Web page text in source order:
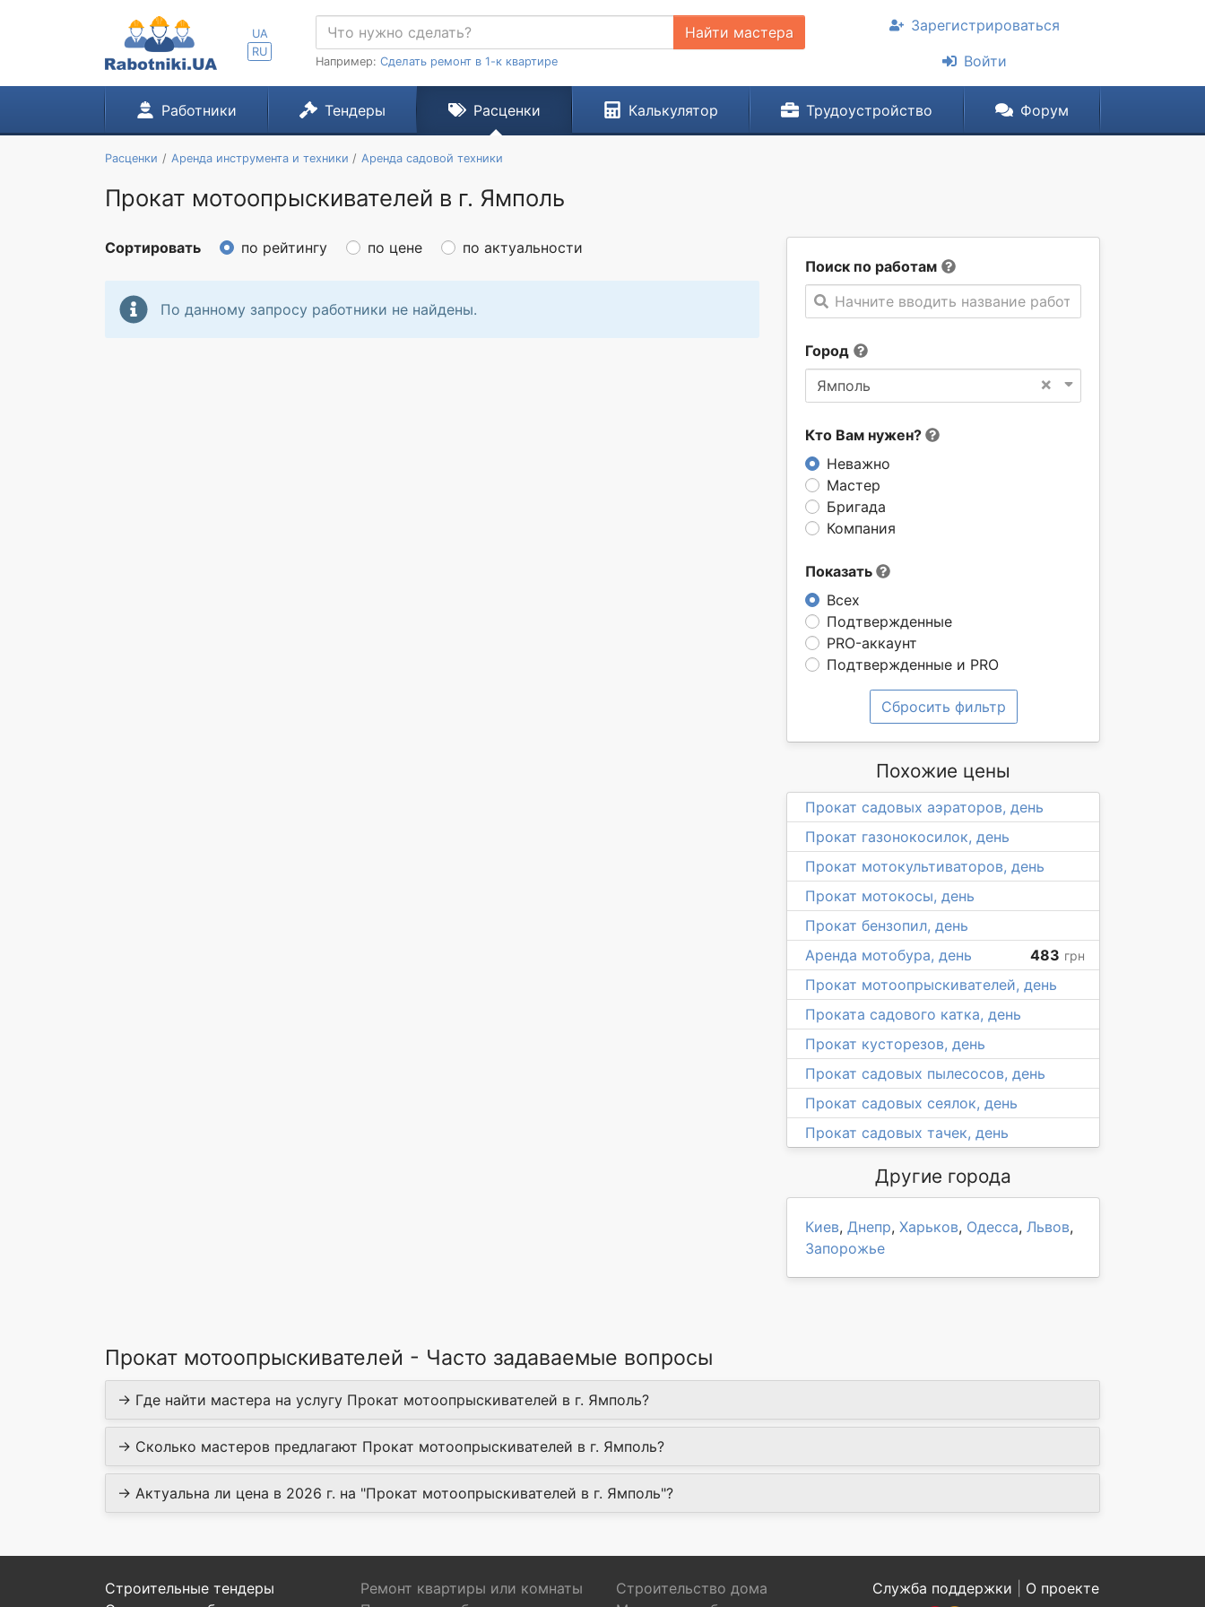
UA
RU
Найти мастера
Например: Сделать ремонт в 1-к квартире
Зарегистрироваться
Войти
Работники Тендеры Расценки Калькулятор Трудоустройство Форум
Расценки Аренда инструмента и техники Аренда садовой техники
Прокат мотоопрыскивателей в г. Ямполь
Поиск по работам
Начните вводить название работы
Город
×
Ямполь
Кто Вам нужен?
Неважно
Мастер
Бригада
Компания
Показать
Всех
Подтвержденные
PRO-аккаунт
Подтвержденные и PRO
Сбросить фильтр
Сортировать по рейтингу по цене по актуальности
По данному запросу работники не найдены.
Похожие цены
Прокат садовых аэраторов, день
Прокат газонокосилок, день
Прокат мотокультиваторов, день
Прокат мотокосы, день
Прокат бензопил, день
Аренда мотобура, день
483 грн
Прокат мотоопрыскивателей, день
Проката садового катка, день
Прокат кусторезов, день
Прокат садовых пылесосов, день
Прокат садовых сеялок, день
Прокат садовых тачек, день
Другие города
Киев, Днепр, Харьков, Одесса, Львов,
Запорожье
Прокат мотоопрыскивателей - Часто задаваемые вопросы
→ Где найти мастера на услугу Прокат мотоопрыскивателей в г. Ямполь?
→ Сколько мастеров предлагают Прокат мотоопрыскивателей в г. Ямполь?
→ Актуальна ли цена в 2026 г. на "Прокат мотоопрыскивателей в г. Ямполь"?
Строительные тендеры
Ремонт квартиры или комнаты
Строительство дома
Служба поддержки О проекте